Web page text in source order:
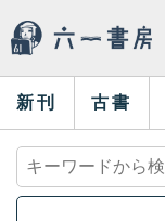
新刊 古書